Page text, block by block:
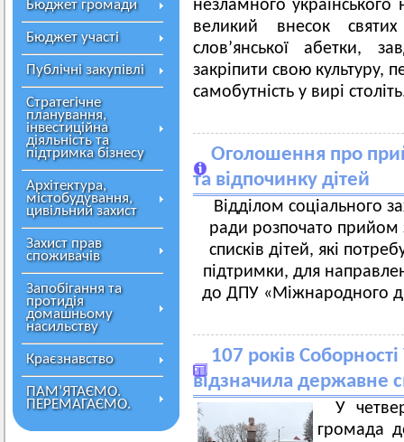
Бюджет громади
Бюджет участі
Публічні закупівлі
Стратегічне
планування,
інвестиційна
діяльність та
підтримка бізнесу
Архітектура,
містобудування,
цивільний захист
Захист прав
споживачів
Запобігання та
протидія
домашньому
насильству
Краєзнавство
ПАМ’ЯТАЄМО.
ПЕРЕМАГАЄМО.
незламного
великий внесок
слов’янської абетки,
закріпити свою культуру,
самобутність у вирі
Оголошення про
та відпочинку дітей
Відділом соціального
ради розпочато прийом
списків дітей, які
підтримки, для
до ДПУ «Міжнародного
107 років
відзначила державне
У
громада